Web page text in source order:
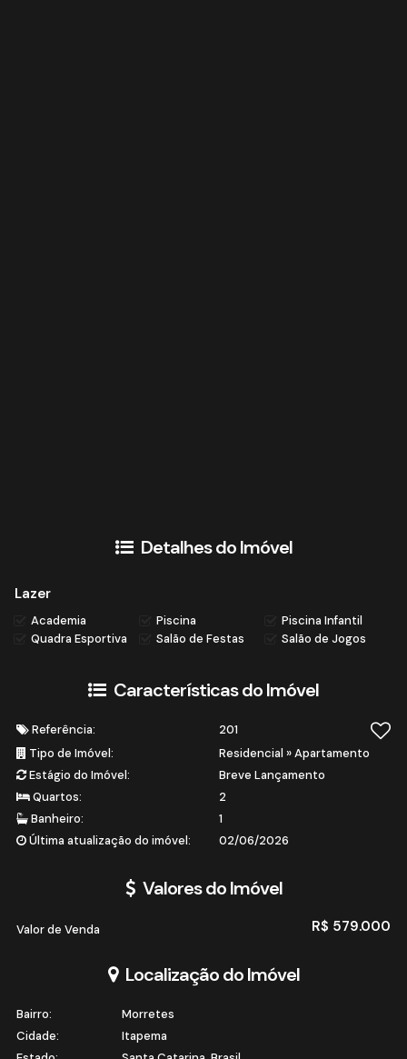
Detalhes do Imóvel
Lazer
Academia Piscina
Piscina Infantil
Quadra Esportiva
Salão de Festas Salão de Jogos
Características do Imóvel
Referência:
201
Tipo de Imóvel:
Residencial »Apartamento
Estágio do Imóvel:
Breve Lançamento
Quartos:
2
Banheiro:
1
Última atualização do imóvel:
02/06/2026
Valores do Imóvel
R$ 579.000
Valor de Venda
Localização do Imóvel
Bairro:
Morretes
Cidade:
Itapema